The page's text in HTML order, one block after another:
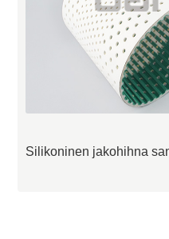
Silikoninen jakohihna